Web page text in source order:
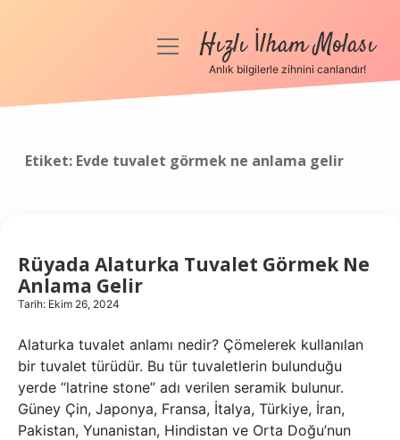
Anasayfa
menüyüHızlı İlham Molası
Anlık bilgilerle zihnini canlandır!
Etiket: Evde tuvalet görmek ne anlama gelir
Rüyada Alaturka Tuvalet Görmek Ne
Anlama Gelir
Tarih: Ekim 26, 2024
Alaturka tuvalet anlamı nedir? Çömelerek kullanılan
bir tuvalet türüdür. Bu tür tuvaletlerin bulunduğu
yerde “latrine stone” adı verilen seramik bulunur.
Güney Çin, Japonya, Fransa, İtalya, Türkiye, İran,
Pakistan, Yunanistan, Hindistan ve Orta Doğu’nun